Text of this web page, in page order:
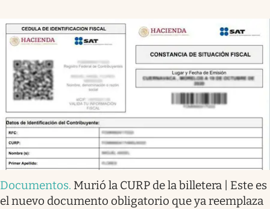
Documentos. Murió la CURP de la billetera | Este es
el nuevo documento obligatorio que ya reemplaza